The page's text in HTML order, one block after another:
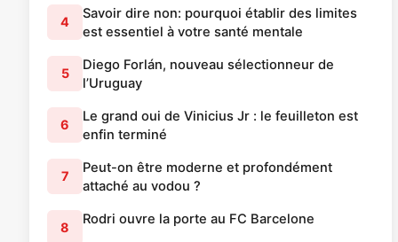
4
Savoir dire non: pourquoi établir des limites
est essentiel à votre santé mentale
5
Diego Forlán, nouveau sélectionneur de
l’Uruguay
6
Le grand oui de Vinicius Jr : le feuilleton est
enfin terminé
7
Peut-on être moderne et profondément
attaché au vodou ?
8
Rodri ouvre la porte au FC Barcelone